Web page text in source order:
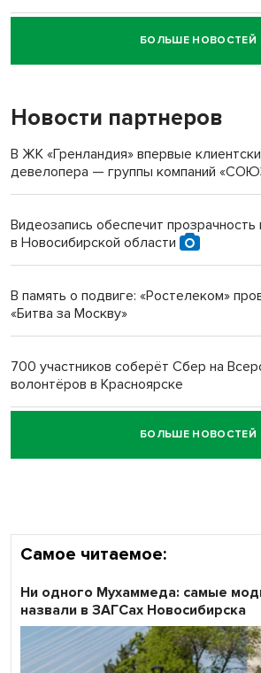
Новосибирский суд наказал водителя
пенсионерки на вокзале
«Мы живём на пастбище!»: в
терроризируют жителей
Инвалид получил условный срок за
Новосибирский преподаватель с
Обновлённое отделение ВТБ
БОЛЬШЕ НОВОСТЕЙ
Новости партнеров
В ЖК «Гренландия» впервые
девелопера — группы компаний
Видеозапись обеспечит
в Новосибирской области
В память о подвиге: «Ростелеком»
«Битва за Москву»
700 участников соберёт Сбер на
волонтёров в Красноярске
Честный выбор: видеонаблюдение
объективность результатов ЕДГ в
БОЛЬШЕ НОВОСТЕЙ
Самое читаемое:
Ни одного Мухаммеда: самые
назвали в ЗАГСах Новосибирска